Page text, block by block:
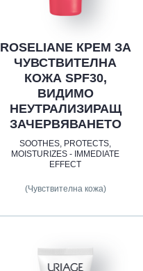
ROSELIANE КРЕМ ЗА
ЧУВСТВИТЕЛНА
КОЖА SPF30,
ВИДИМО
НЕУТРАЛИЗИРАЩ
ЗАЧЕРВЯВАНЕТО
SOOTHES, PROTECTS,
MOISTURIZES - IMMEDIATE
EFFECT
(Чувствителна кожа)